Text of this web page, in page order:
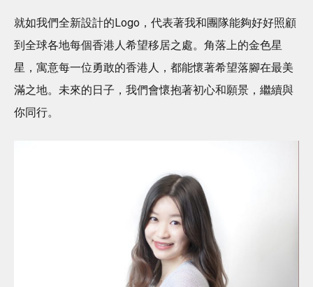
就如我們全新設計的Logo，代表著我和團隊能夠好好照顧
到全球各地每個香港人希望移居之處。角落上的金色星
星，寓意每一位勇敢的香港人，都能懷著希望落腳在最美
滿之地。未來的日子，我們會懷抱著初心和願景，繼續與
你同行。